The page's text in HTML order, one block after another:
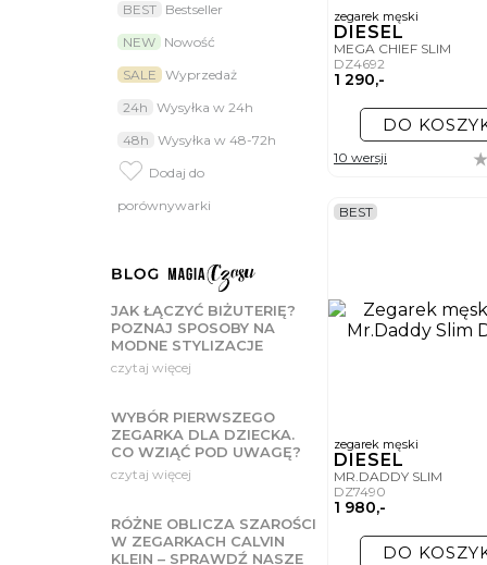
BEST Bestseller
NEW Nowość
SALE Wyprzedaż
24h Wysyłka w 24h
48h Wysyłka w 48-72h
Dodaj do
porównywarki
JAK ŁĄCZYĆ BIŻUTERIĘ?
POZNAJ SPOSOBY NA
MODNE STYLIZACJE
czytaj więcej
WYBÓR PIERWSZEGO
ZEGARKA DLA DZIECKA.
CO WZIĄĆ POD UWAGĘ?
czytaj więcej
RÓŻNE OBLICZA SZAROŚCI
W ZEGARKACH CALVIN
KLEIN – SPRAWDŹ NASZE
oraz wielu innych,
Czym się
Wybierając zegarek z linii
dostosowanego do
budową, grubszym
zegarek na ręce będzie
Męskie
mineralnym ze specjalną
Jak wybrać
Twojego indywidualnego
poeksperymentować z
Zegarki
uzupełnieniem każdej z
Męskie zegarki fashion to
projektantów mody, jak i
zegarek męski
DIESEL
MEGA CHIEF SLIM
DZ4692
1 290,-
DO
10 wersji
zegarek męski
DIESEL
MR.DADDY SLIM
DZ7490
1 980,-
BEST
DO